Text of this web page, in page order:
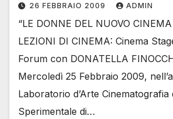
26 FEBBRAIO 2009 ADMIN
“LE DONNE DEL NUOVO
LEZIONI DI CINEMA: Cinema
Forum con DONATELLA
Mercoledì 25 Febbraio 2009,
Laboratorio d’Arte
Sperimentale di…